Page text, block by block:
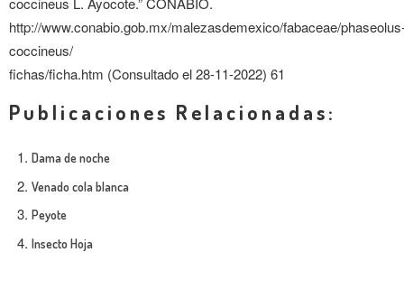
http://www.conabio.gob.mx/malezasdemexico/fabaceae/
coccineus/
fichas/ficha.htm (Consultado el 28-11-2022) 61
Publicaciones Relacionadas:
Dama de noche
Venado cola blanca
Peyote
Insecto Hoja